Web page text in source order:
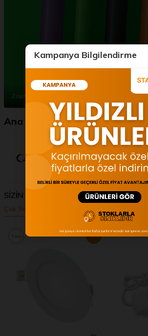
Kampanya Bilgilendirme
Zayıf Akım Kablolar
Ana Bayisi Olduğumuz Markalar
SİZİN İÇİN SEÇTİKLERİMİZ
Çok Satanlar Yeni Gelenler
%60
Yeni